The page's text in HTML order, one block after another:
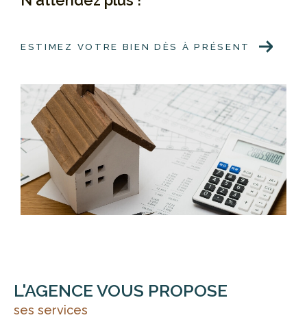
vous soyez à la recherche d'un appartement deux
SIAMO est également présente pourgérer vos biens
immobiliers de tout type
. De vos appartements
meublés ou non, garages ou box, à vos locaux
commerciaux ou immeubles en entier, nous vous
proposons des services adaptés.
Faire estimer un bien
recherchons constamment des biens à vendre sur la
ESTIMEZ VOTRE BIEN DÈS À PRÉSENT
L'AGENCE VOUS PROPOSE
ses services